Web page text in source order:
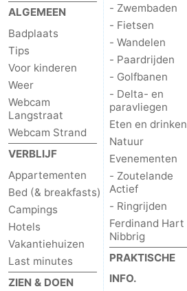
ALGEMEEN
Badplaats
Tips
Voor kinderen
Weer
Webcam
Langstraat
Webcam Strand
VERBLIJF
Appartementen
Bed (& breakfasts)
Campings
Hotels
Vakantiehuizen
Last minutes
ZIEN & DOEN
- Zwembaden
- Fietsen
- Wandelen
- Paardrijden
- Golfbanen
- Delta- en
paravliegen
Eten en drinken
Natuur
Evenementen
- Zoutelande
Actief
- Ringrijden
Ferdinand Hart
Nibbrig
PRAKTISCHE
INFO.